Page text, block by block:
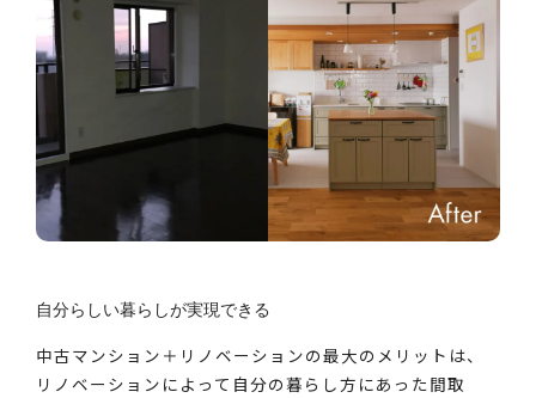
自分らしい暮らしが実現できる
中古マンション＋リノベーションの最大のメリットは、
リノベーションによって自分の暮らし方にあった間取